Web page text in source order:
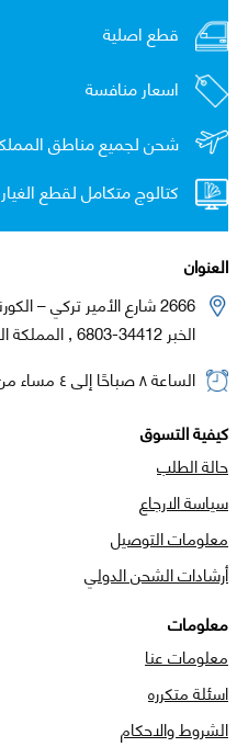
قطع اصلية
اسعار منافسة
شحن لجميع مناطق
كتالوج متكامل لقطع الغيار
العنوان
2666 شارع الأمير تركي – الكورنيش , وحدة رقم 102
الخبر 34412-6803 , المملكة العربية السعودية
الساعة ٨ صباحًا إلى ٤ مساء من الأحد إلى الخميس
كيفية التسوق
حالة الطلب
سياسة الارجاع
معلومات التوصيل
أرشادات الشحن الدولي
معلومات
معلومات عنا
اسئلة متكرره
الشروط والاحكام